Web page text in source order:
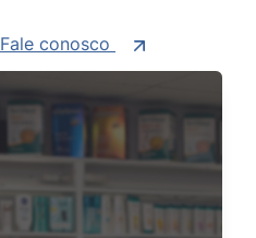
Fale conosco